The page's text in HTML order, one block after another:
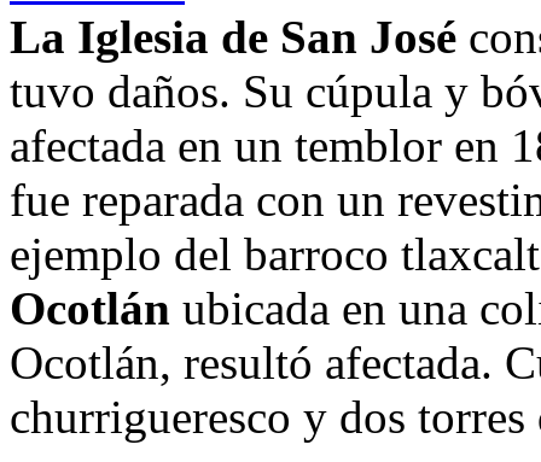
La Iglesia de San José
tuvo daños. Su cúpula y
afectada en un temblor en
fue reparada con un
ejemplo del barroco
Ocotlán ubicada en una
Ocotlán, resultó afectada.
churrigueresco y dos